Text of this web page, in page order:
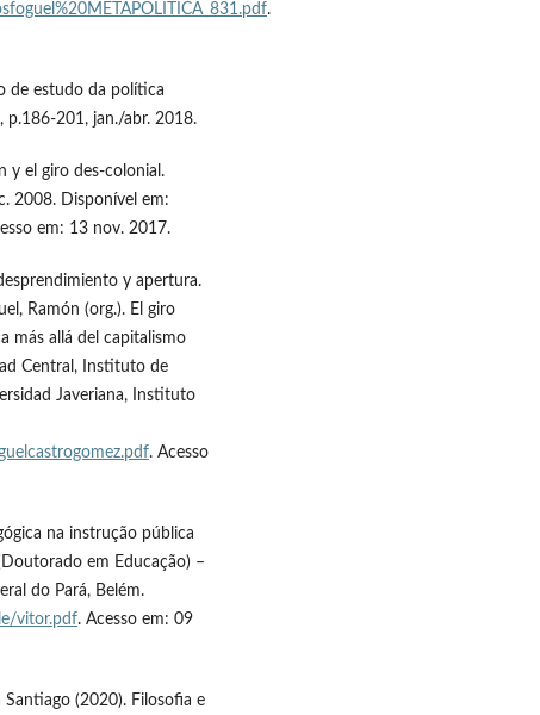
.
de estudo da política
p.186-201, jan./abr. 2018.
y el giro des-colonial.
2008. Disponível em:
em: 13 nov. 2017.
y apertura.
Ramón (org.). El giro
más allá del capitalismo
Central, Instituto de
Javeriana, Instituto
. Acesso
na instrução pública
em Educação) –
do Pará, Belém.
vitor.pdf. Acesso em: 09
(2020). Filosofia e